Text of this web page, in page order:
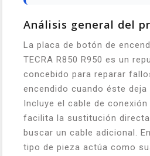
Análisis general del
La placa de botón de
TECRA R850 R950 es un
concebido para reparar
encendido cuando éste deja
Incluye el cable de
facilita la sustitución
buscar un cable adicional.
tipo de pieza actúa como